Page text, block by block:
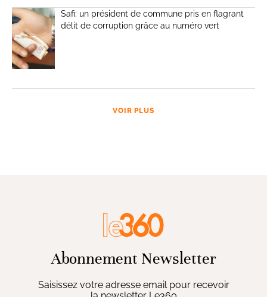
Safi: un président de commune pris en flagrant
délit de corruption grâce au numéro vert
VOIR PLUS
Abonnement Newsletter
Saisissez votre adresse email pour recevoir